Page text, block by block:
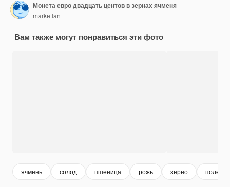
Монета евро двадцать центов в зернах ячменя
marketlan
Вам также могут понравиться эти фото
ячмень солод пшеница рожь зерно поле